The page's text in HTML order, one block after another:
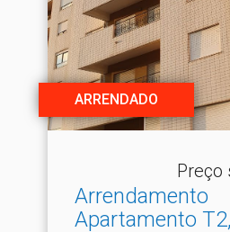
ARRENDADO
Preço
Arrendamento
Apartamento